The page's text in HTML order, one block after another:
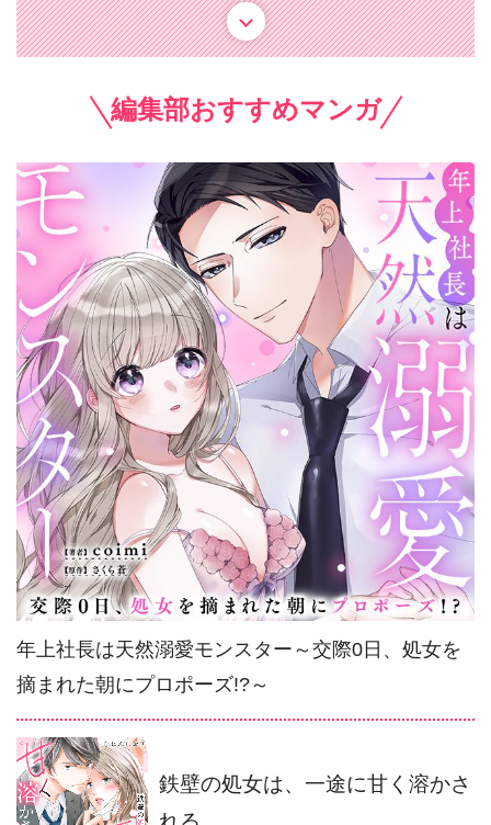
編集部おすすめマンガ
年上社長は天然溺愛モンスター～交際0日、処女を
摘まれた朝にプロポーズ!?～
鉄壁の処女は、一途に甘く溶かさ